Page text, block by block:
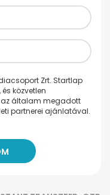
Zrt. Startlap
közvetlen
az általam megadott
partnerei ajánlatával.